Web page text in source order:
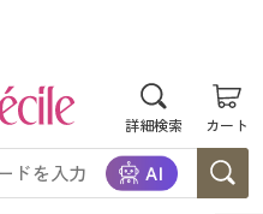
詳細検索 カート